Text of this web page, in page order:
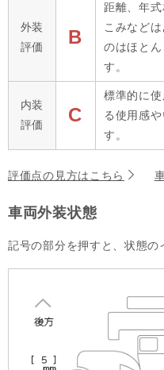
外装
評価
B
距離、年
こみなど
のはほと
す。
内装
評価
C
標準的に
る使用感
す。
評価点の見方はこちら
車両外装状態
記号の部分を押すと、状態の